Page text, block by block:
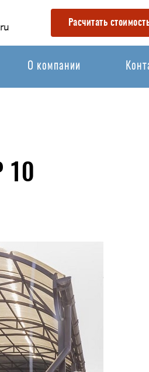
Расчитать
О компании
10